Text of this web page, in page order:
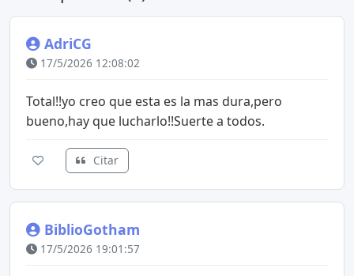
AdriCG
17/5/2026 12:08:02
Total!!yo creo que esta es la mas dura,pero
bueno,hay que lucharlo!!Suerte a todos.
Citar
BiblioGotham
17/5/2026 19:01:57